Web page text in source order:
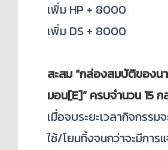
เพิ่ม HP + 8000
เพิ่ม DS + 8000
สะสม “กล่องสมบัติของน
มอน[E]”ครบจำนวน 15
เมื่อจบระยะเวลากิจกรรม
ใช้/โยนทิ้งจนกว่าจะมีการ